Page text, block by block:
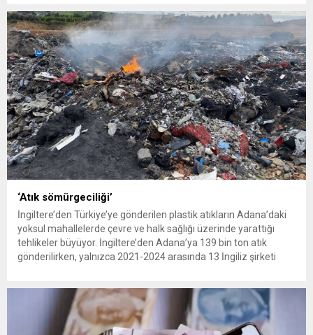
yükselerek 4 bin...
‘Atık sömürgeciliği’
İngiltere’den Türkiye’ye gönderilen plastik atıkların Adana’daki
yoksul mahallelerde çevre ve halk sağlığı üzerinde yarattığı
tehlikeler büyüyor. İngiltere’den Adana’ya 139 bin ton atık
gönderilirken, yalnızca 2021-2024 arasında 13 İngiliz şirketi
edilirken çiftçiler hava, su...